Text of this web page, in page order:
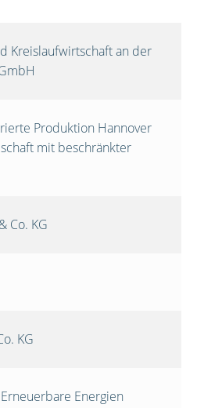
Kreislaufwirtschaft an der
Produktion Hannover
mit beschränkter
Co. KG
KG
Energien